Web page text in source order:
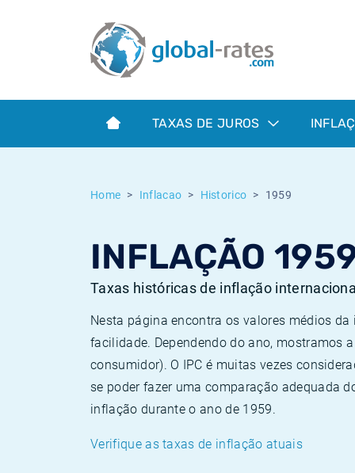
TAXAS DE JUROS
Home Inflacao Historico 1959
INFLAÇÃO
Taxas históricas de inflação
Nesta página encontra os valores médios
facilidade. Dependendo do ano, mostramos
consumidor). O IPC é muitas vezes
se poder fazer uma comparação adequada
inflação durante o ano de 1959.
Verifique as taxas de inflação atuais
Term SOFR
O que é a inflação do IPC?
O que é a inflação do IHPC?
Taxas Euribor históricas
Taxas ESTER históricas
Taxas de inflação históricas
Calculadora de inflação